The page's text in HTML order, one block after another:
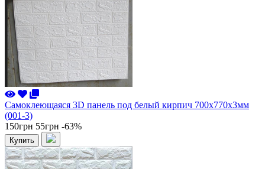
Самоклеющаяся 3D панель под белый кирпич 700x770x3мм
(001-3)
150грн 55грн -63%
Купить